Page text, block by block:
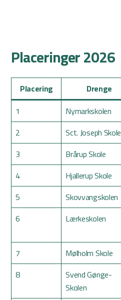
Placeringer 2026
Placering Drenge
1
Nymarkskolen
2
Sct. Joseph Skole
3
Brårup Skole
4
Hjallerup Skole
5
Skovvangskolen
6
Lærkeskolen
7
Mølholm Skole
8
Svend Gønge-
Skolen